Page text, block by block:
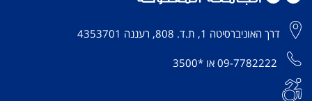
דרך האוניברסיטה 1, ת.ד. 808, רעננה 4353701
09-7782222 או *3500